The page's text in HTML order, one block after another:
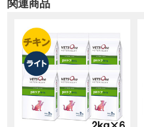
関連商品